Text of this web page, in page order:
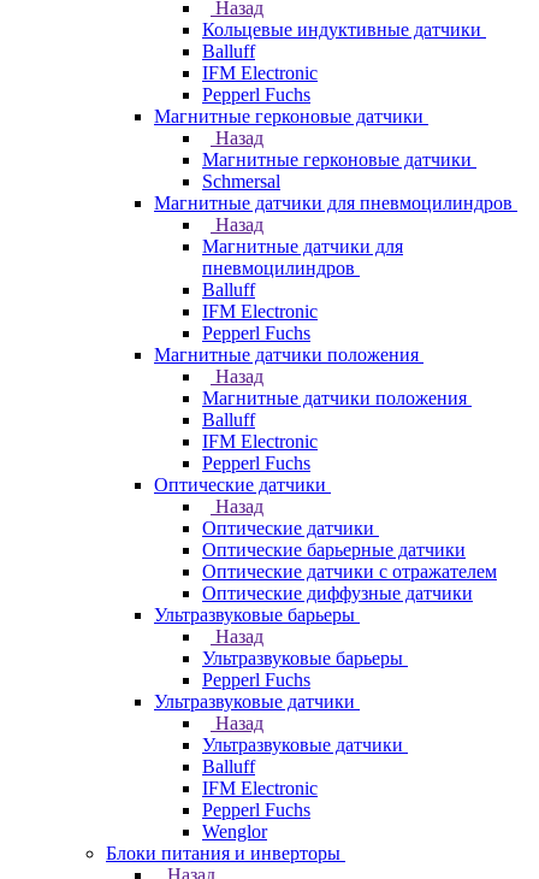
Назад
Кольцевые индуктивные датчики
Balluff
IFM Electronic
Pepperl Fuchs
Магнитные герконовые датчики
Назад
Магнитные герконовые датчики
Schmersal
Магнитные датчики для пневмоцилиндров
Назад
Магнитные датчики для
пневмоцилиндров
Balluff
IFM Electronic
Pepperl Fuchs
Магнитные датчики положения
Назад
Магнитные датчики положения
Balluff
IFM Electronic
Pepperl Fuchs
Оптические датчики
Назад
Оптические датчики
Оптические барьерные датчики
Оптические датчики с отражателем
Оптические диффузные датчики
Ультразвуковые барьеры
Назад
Ультразвуковые барьеры
Pepperl Fuchs
Ультразвуковые датчики
Назад
Ультразвуковые датчики
Balluff
IFM Electronic
Pepperl Fuchs
Wenglor
Блоки питания и инверторы